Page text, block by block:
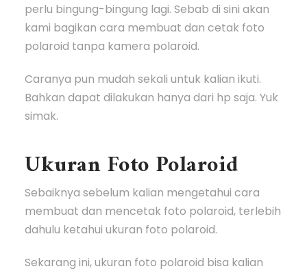
perlu bingung-bingung lagi. Sebab di sini akan
kami bagikan cara membuat dan cetak foto
polaroid tanpa kamera polaroid.
Caranya pun mudah sekali untuk kalian ikuti.
Bahkan dapat dilakukan hanya dari hp saja. Yuk
simak.
Ukuran Foto Polaroid
Sebaiknya sebelum kalian mengetahui cara
membuat dan mencetak foto polaroid, terlebih
dahulu ketahui ukuran foto polaroid.
Sekarang ini, ukuran foto polaroid bisa kalian